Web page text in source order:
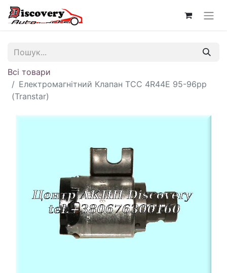
Всі товари
Електромагнітний Клапан TCC 4R44E 95-96рр
(Transtar)